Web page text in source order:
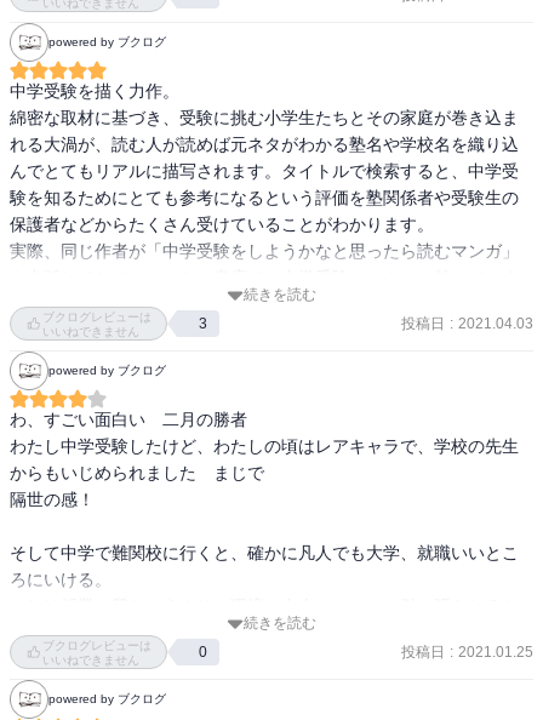
いいねできません
powered by ブクログ
中学受験を描く力作。
綿密な取材に基づき、受験に挑む小学生たちとその家庭が巻き込ま
れる大渦が、読む人が読めば元ネタがわかる塾名や学校名を織り込
んでとてもリアルに描写されます。タイトルで検索すると、中学受
験を知るためにとても参考になるという評価を塾関係者や受験生の
保護者などからたくさん受けていることがわかります。
実際、同じ作者が「中学受験をしようかなと思ったら読むマンガ」
す。
もちろん単に中学受験事情を紹介するだけではなく、中学受験の渦
中で、理想に燃えるだけで実力が伴わない新人塾講師佐倉と露悪的
なトップ塾講師黒木を筆頭に、受験生一人ひとりの事情と成長、佐
倉の挫折と成長、黒木のトラウマからの解放などが語られる素晴ら
しい群像劇・ビルドゥングスロマンとなっています。
界からリアリティを認められているという図式は、先日読了した
「コウノドリ」と同じ構図です。（そう言えば、主人公はどちらも
面白くならないわけがありません。てか面白いです。読んでくださ
い、ほんと。お勧めします。
さらに（おそらくですが）ある学年を、小5の3月から受験当日であ
続きを読む
ブクログレビューは
いいねできません
3 投稿日 : 2021.04.03
powered by ブクログ
わ、すごい面白い　二月の勝者
わたし中学受験したけど、わたしの頃はレアキャラで、学校の先生
からもいじめられました　まじで
隔世の感！
そして中学で難関校に行くと、確かに凡人でも大学、就職いいとこ
ろにいける。
らだと思う
続きを読む
ブクログレビューは
いいねできません
0 投稿日 : 2021.01.25
powered by ブクログ